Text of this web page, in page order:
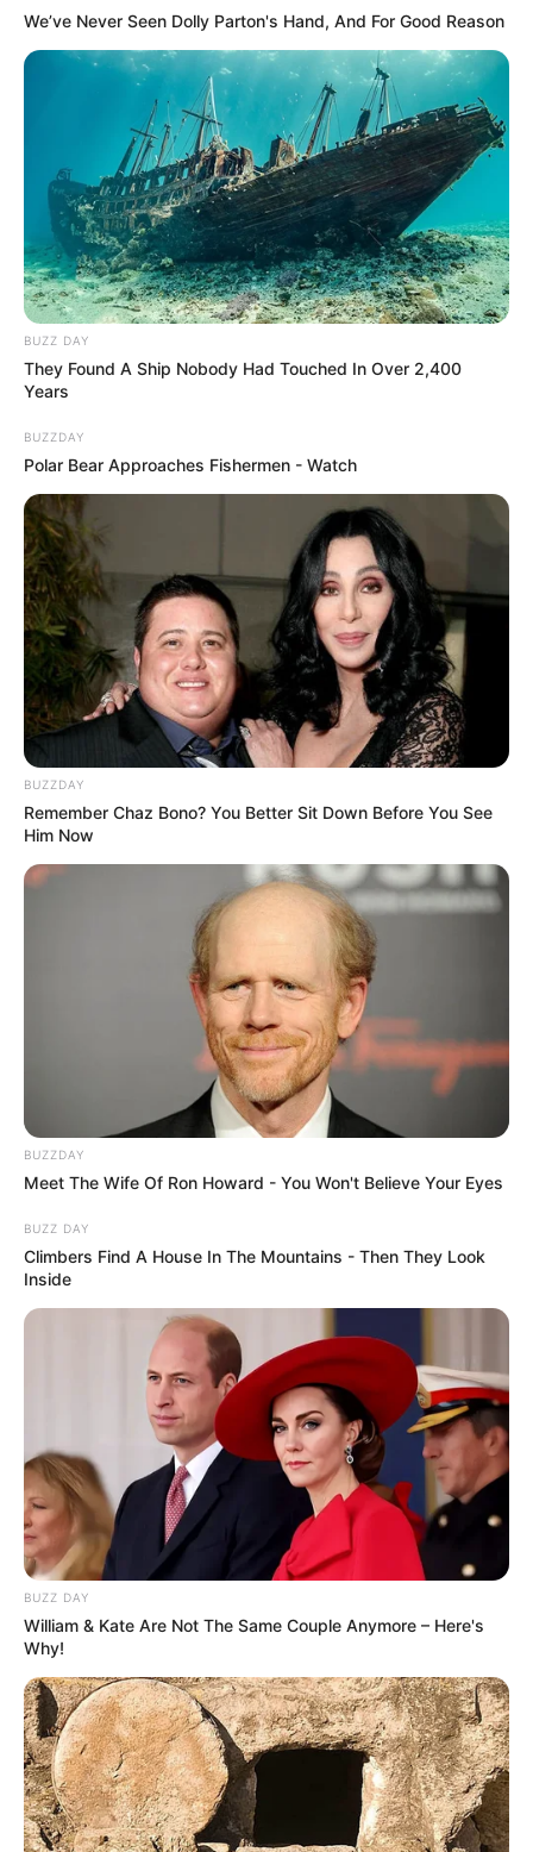
We’ve Never Seen Dolly Parton's Hand, And For Good Reason
BUZZ DAY
They Found A Ship Nobody Had Touched In Over 2,400
Years
BUZZDAY
Polar Bear Approaches Fishermen - Watch
BUZZDAY
Remember Chaz Bono? You Better Sit Down Before You See
Him Now
BUZZDAY
Meet The Wife Of Ron Howard - You Won't Believe Your Eyes
BUZZ DAY
Climbers Find A House In The Mountains - Then They Look
Inside
BUZZ DAY
William & Kate Are Not The Same Couple Anymore – Here's
Why!